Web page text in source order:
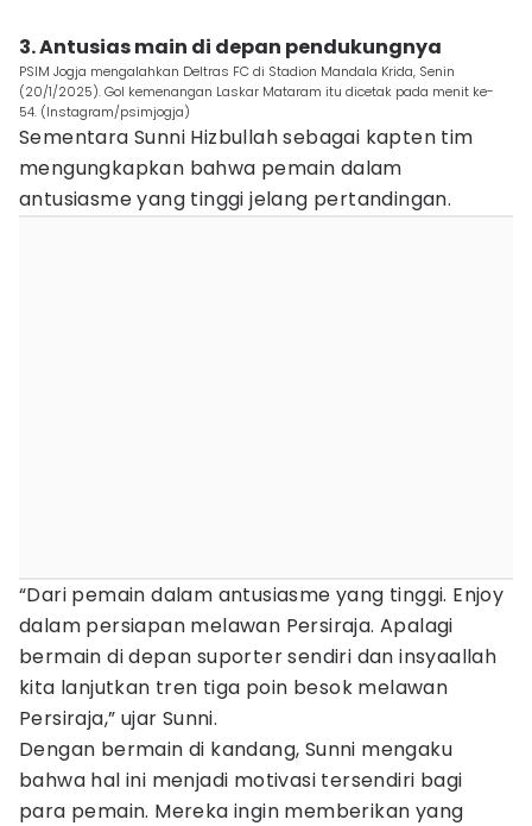
3. Antusias main di depan pendukungnya
PSIM Jogja mengalahkan Deltras FC di Stadion Mandala Krida, Senin
(20/1/2025). Gol kemenangan Laskar Mataram itu dicetak pada menit ke-
54. (Instagram/psimjogja)
Sementara Sunni Hizbullah sebagai kapten tim
mengungkapkan bahwa pemain dalam
antusiasme yang tinggi jelang pertandingan.
“Dari pemain dalam antusiasme yang tinggi. Enjoy
dalam persiapan melawan Persiraja. Apalagi
bermain di depan suporter sendiri dan insyaallah
kita lanjutkan tren tiga poin besok melawan
Persiraja,” ujar Sunni.
Dengan bermain di kandang, Sunni mengaku
bahwa hal ini menjadi motivasi tersendiri bagi
para pemain. Mereka ingin memberikan yang